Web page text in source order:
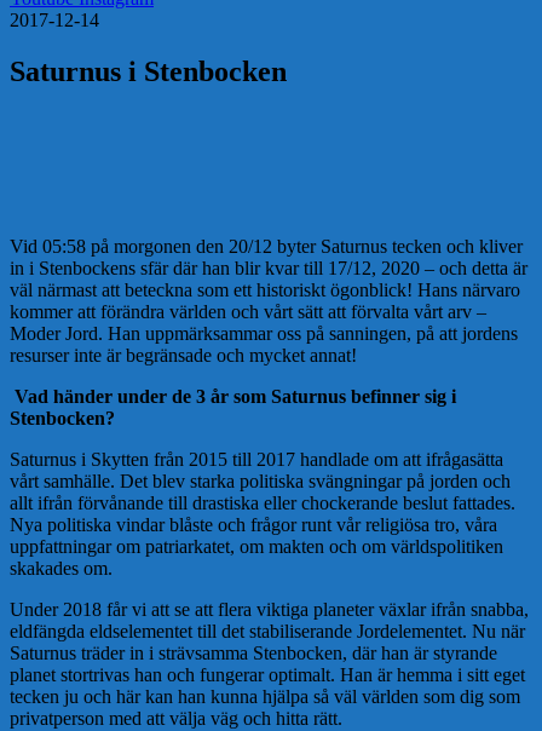
2017-12-14
Saturnus i Stenbocken
Vid 05:58 på morgonen den 20/12 byter Saturnus tecken och kliver
in i Stenbockens sfär där han blir kvar till 17/12, 2020 – och detta är
väl närmast att beteckna som ett historiskt ögonblick! Hans närvaro
kommer att förändra världen och vårt sätt att förvalta vårt arv –
Moder Jord. Han uppmärksammar oss på sanningen, på att jordens
resurser inte är begränsade och mycket annat!
Vad händer under de 3 år som Saturnus befinner sig i
Stenbocken?
Saturnus i Skytten från 2015 till 2017 handlade om att ifrågasätta
vårt samhälle. Det blev starka politiska svängningar på jorden och
allt ifrån förvånande till drastiska eller chockerande beslut fattades.
Nya politiska vindar blåste och frågor runt vår religiösa tro, våra
uppfattningar om patriarkatet, om makten och om världspolitiken
skakades om.
Under 2018 får vi att se att flera viktiga planeter växlar ifrån snabba,
eldfängda eldselementet till det stabiliserande Jordelementet. Nu när
Saturnus träder in i strävsamma Stenbocken, där han är styrande
planet stortrivas han och fungerar optimalt. Han är hemma i sitt eget
tecken ju och här kan han kunna hjälpa så väl världen som dig som
privatperson med att välja väg och hitta rätt.